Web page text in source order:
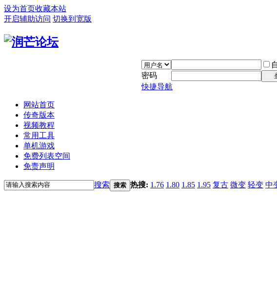
设为首页收藏本站
开启辅助访问 切换到宽版
密码
快捷导航
网站首页
传奇版本
视频教程
常用工具
单机游戏
免费列表空间
免责声明
搜索 搜索 热搜: 1.76 1.80 1.85 1.95 复古 微变 轻变 中